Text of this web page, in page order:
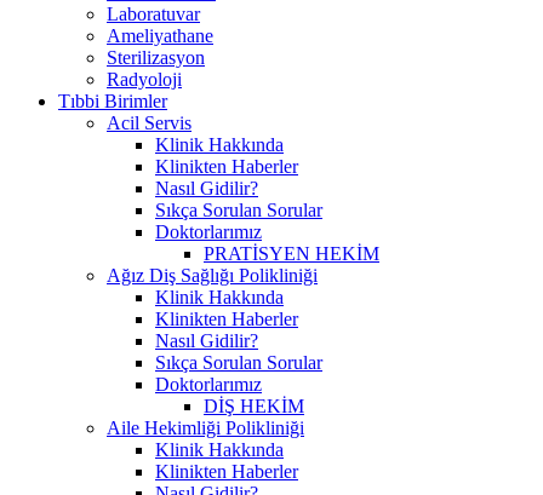
Laboratuvar
Ameliyathane
Sterilizasyon
Radyoloji
Tıbbi Birimler
Acil Servis
Klinik Hakkında
Klinikten Haberler
Nasıl Gidilir?
Sıkça Sorulan Sorular
Doktorlarımız
PRATİSYEN HEKİM
Ağız Diş Sağlığı Polikliniği
Klinik Hakkında
Klinikten Haberler
Nasıl Gidilir?
Sıkça Sorulan Sorular
Doktorlarımız
DİŞ HEKİM
Aile Hekimliği Polikliniği
Klinik Hakkında
Klinikten Haberler